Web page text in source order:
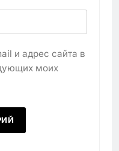
и адрес сайта в
моих